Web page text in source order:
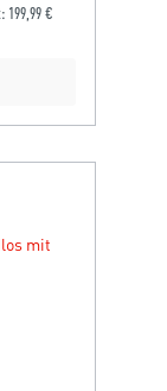
199,99 €